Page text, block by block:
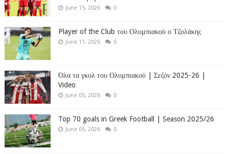
June 15, 2026 0
Player of the Club του Ολυμπιακού ο Τζολάκης
June 11, 2026 0
Όλα τα γκολ του Ολυμπιακού | Σεζόν 2025-26 |
Video
June 05, 2026 0
Top 70 goals in Greek Football | Season 2025/26
June 05, 2026 0